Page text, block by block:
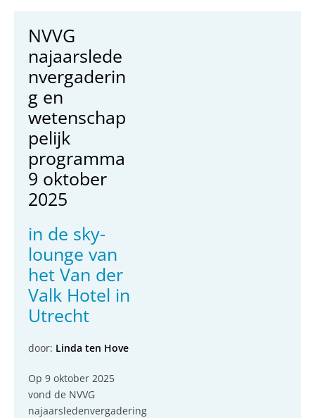
NVVG
najaarslede
nvergaderin
g en
wetenschap
pelijk
programma
9 oktober
2025
in de sky-
lounge van
het Van der
Valk Hotel in
Utrecht
door: Linda ten Hove
Op 9 oktober 2025
vond de NVVG
najaarsledenvergadering